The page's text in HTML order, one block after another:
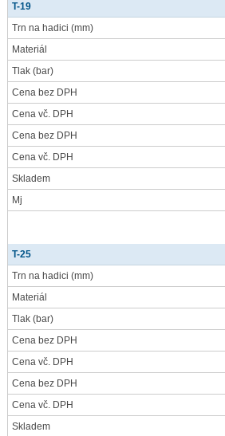
T-19
Trn na hadici (mm)
Materiál
Tlak (bar)
Cena bez DPH
Cena vč. DPH
Cena bez DPH
Cena vč. DPH
Skladem
Mj
T-25
Trn na hadici (mm)
Materiál
Tlak (bar)
Cena bez DPH
Cena vč. DPH
Cena bez DPH
Cena vč. DPH
Skladem